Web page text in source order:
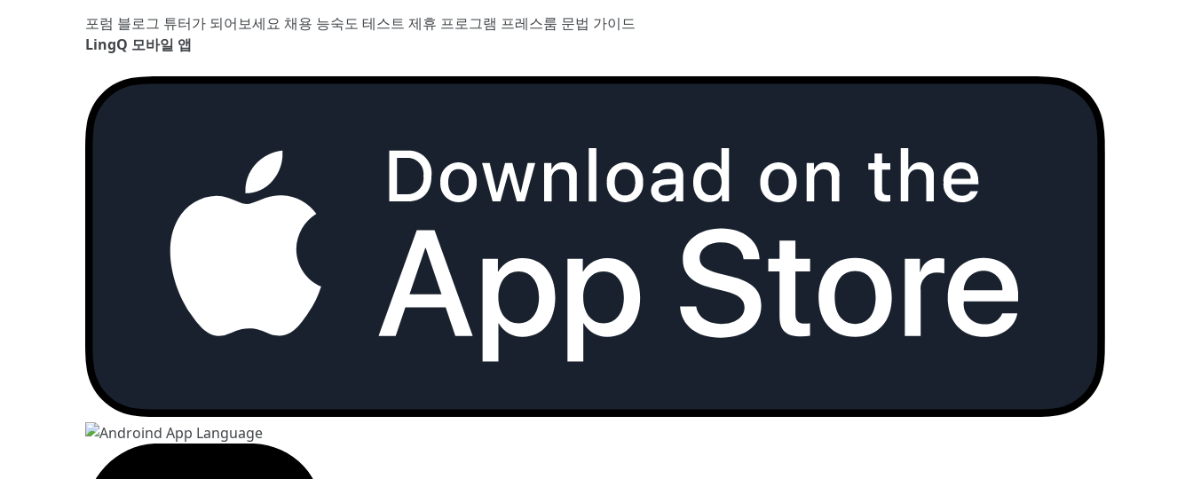
포럼 블로그 튜터가 되어보세요 채용 능숙도 테스트 제휴 프로그램 프레스룸 문법 가이드
LingQ 모바일 앱